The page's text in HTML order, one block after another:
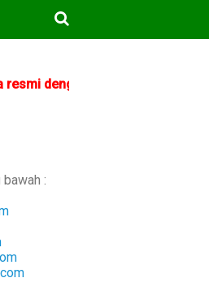
PLN. PT Cipta Usaha
: